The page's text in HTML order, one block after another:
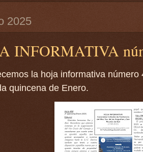
2025
INFORMATIVA
la hoja informativa
quincena de Enero.